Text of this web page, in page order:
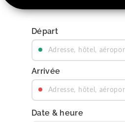
Départ
Arrivée
Date & heure